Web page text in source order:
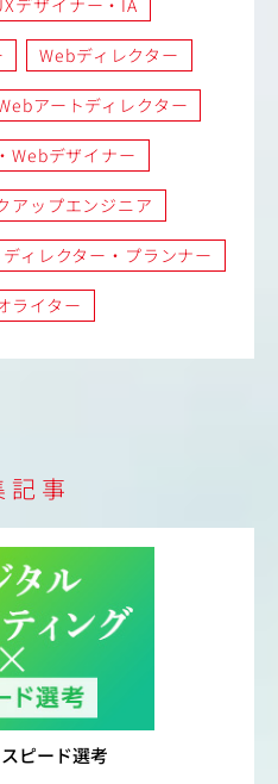
Webディレクター
アートディレクター
Webデザイナー
アップエンジニア
ィレクター・プランナー
ライター
記事
ピード選考